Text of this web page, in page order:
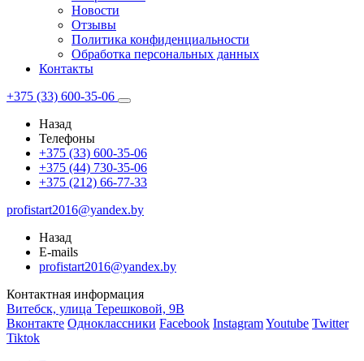
Новости
Отзывы
Политика конфиденциальности
Обработка персональных данных
Контакты
+375 (33) 600-35-06
Назад
Телефоны
+375 (33) 600-35-06
+375 (44) 730-35-06
+375 (212) 66-77-33
profistart2016@yandex.by
Назад
E-mails
profistart2016@yandex.by
Контактная информация
Витебск, улица Терешковой, 9В
Вконтакте Одноклассники Facebook InstagramYoutube Twitter
Tiktok